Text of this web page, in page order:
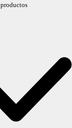
productos